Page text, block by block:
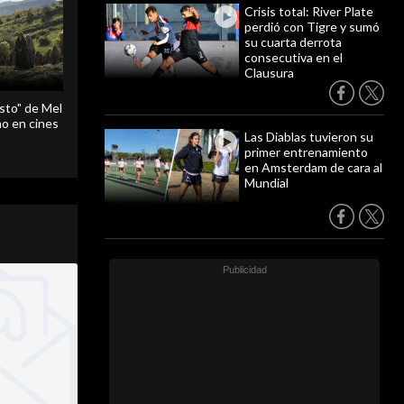
Crisis total: River Plate
perdió con Tigre y sumó
su cuarta derrota
consecutiva en el
Clausura
Las Diablas tuvieron su
primer entrenamiento
en Amsterdam de cara al
Mundial
de Mel
en cines